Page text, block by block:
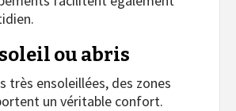
ou abris
très ensoleillées, des zones
un véritable confort.